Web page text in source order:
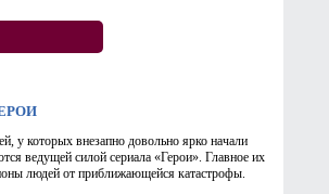
у которых внезапно довольно ярко начали
ведущей силой сериала «Герои». Главное их
людей от приближающейся катастрофы.